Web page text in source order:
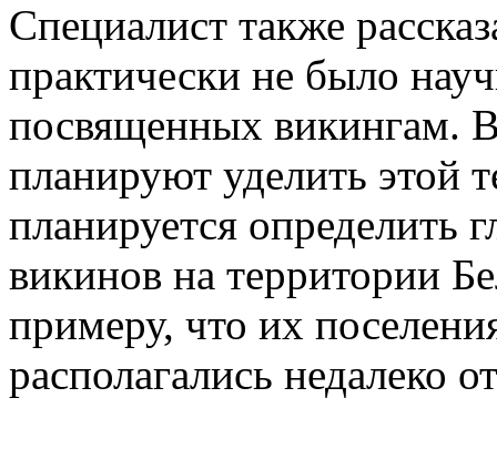
Специалист также
практически не было
посвященных викингам.
планируют уделить этой
планируется определить
викинов на территории
примеру, что их
располагались недалеко